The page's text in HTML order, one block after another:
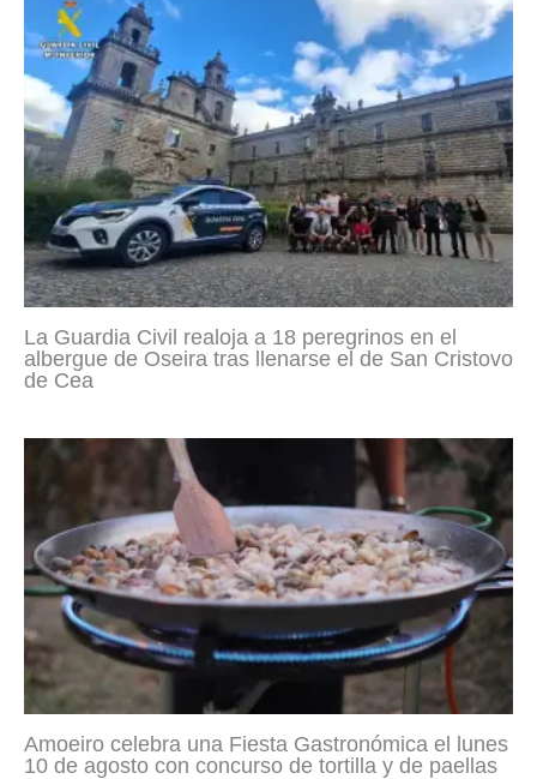
La Guardia Civil realoja a 18 peregrinos en el
albergue de Oseira tras llenarse el de San Cristovo
de Cea
Amoeiro celebra una Fiesta Gastronómica el lunes
10 de agosto con concurso de tortilla y de paellas